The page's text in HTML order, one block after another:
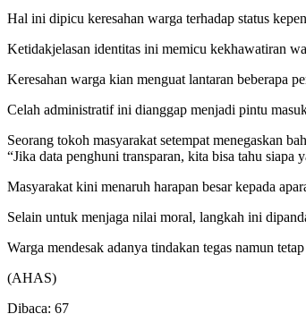
Hal ini dipicu keresahan warga terhadap status
Ketidakjelasan identitas ini memicu kekhawatiran
Keresahan warga kian menguat lantaran beberapa
Celah administratif ini dianggap menjadi pintu
Seorang tokoh masyarakat setempat menegaskan
“Jika data penghuni transparan, kita bisa tahu
Masyarakat kini menaruh harapan besar kepada
Selain untuk menjaga nilai moral, langkah ini
Warga mendesak adanya tindakan tegas namun
(AHAS)
Dibaca: 67